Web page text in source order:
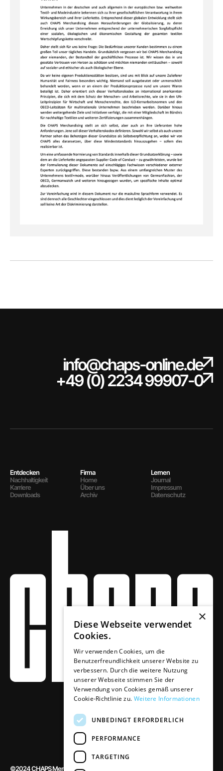
info@chaps-online.de
+49 (0) 2234 99907-0
Entdecken
Nachhaltigkeit
Karriere
Downloads
Firma
Home
Über uns
Archiv
Lernen
Journal
Impressum
Datenschutz
©2024 CHAPS Merchandising GmbH
×
Diese Webseite verwendet
Cookies.
Wir verwenden Cookies, um die
Benutzerfreundlichkeit unserer Website zu
verbessern. Durch die weitere Nutzung
unserer Webseite stimmen Sie der
Verwendung von Cookies gemäß unserer
Cookie-Richtlinie zu. Weitere Informationen
UNBEDINGT ERFORDERLICH
PERFORMANCE
TARGETING